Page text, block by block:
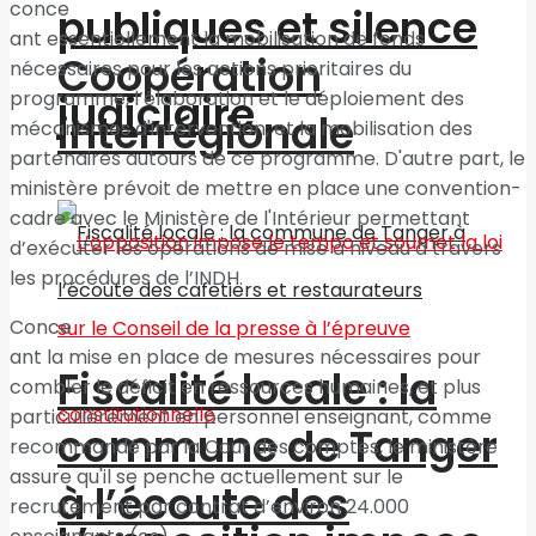
Coopération
interrégionale
Fiscalité locale : la
commune de Tanger
à l’écoute des
publiques et silence
judiciaire
conce
ant essentiellement la mobilisation de fonds
nécessaires pour les actions prioritaires du
programme, l’élaboration et le déploiement des
mécanismes d'intervention, et la mobilisation des
partenaires autours de ce programme. D'autre part, le
ministère prévoit de mettre en place une convention-
cadre avec le Ministère de l'Intérieur permettant
d’exécuter les opérations de mise à niveau à travers
les procédures de l’INDH.
Conce
ant la mise en place de mesures nécessaires pour
combler le déficit en ressources humaines, et plus
particulièrement en personnel enseignant, comme
recommandé par la Cour des comptes, le ministère
assure qu'il se penche actuellement sur le
recrutement par contrat d’environ 24.000